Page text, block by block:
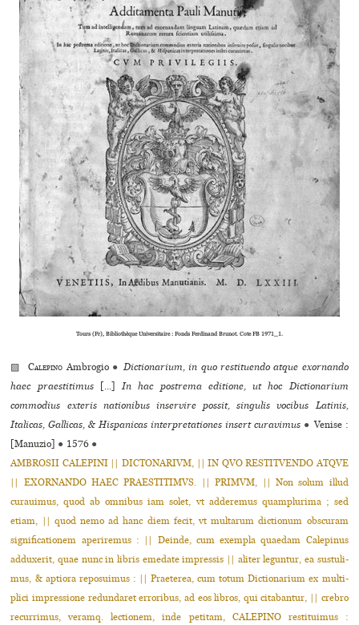
Tours (Fr), Bibliothèque Universitaire : Fonds Ferdinand Brunot. Cote FB 1971_1.
▨Calepino Ambrogio ● Dictionarium, in quo restituendo atque exornando
haec praestitimus[...]In hac postrema editione, ut hoc Dictionarium
commodius exteris nationibus inservire possit, singulis vocibus Latinis,
Italicas, Gallicas, & Hispanicas interpretationes insert curavimus ● Venise :
[Manuzio] ● 1576 ●
AMBROSII CALEPINI || DICTONARIVM, || IN QVO RESTITVENDO ATQVE
|| EXORNANDO HAEC PRAESTITIMVS. || PRIMVM, || Non solum illud
curaui­mus, quod ab omni­bus iam solet, vt adde­re­mus quam­plu­rima ; sed
etiam, || quod nemo ad hanc diem fecit, vt mul­ta­rum dic­tio­num obs­cu­ram
signi­fi­ca­tio­nem ape­ri­re­mus : || Deinde, cum exem­pla quae­dam Calepinus
adduxe­rit, quae nunc in libris eme­date impres­sis || aliter legun­tur, ea sus­tu­li­
mus, & aptiora repo­sui­mus : || Praeterea, cum totum Dictionarium ex mul­ti­
plici impres­sione redun­da­ret erro­ri­bus, ad eos libros, qui cita­ban­tur, || crebro
recur­ri­mus, veramq. lec­tio­nem, inde peti­tam, CALEPINO res­ti­tui­mus :